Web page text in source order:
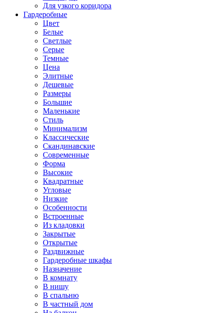
Для узкого коридора
Гардеробные
Цвет
Белые
Светлые
Серые
Темные
Цена
Элитные
Дешевые
Размеры
Большие
Маленькие
Стиль
Минимализм
Классические
Скандинавские
Современные
Форма
Высокие
Квадратные
Угловые
Низкие
Особенности
Встроенные
Из кладовки
Закрытые
Открытые
Раздвижные
Гардеробные шкафы
Назначение
В комнату
В нишу
В спальню
В частный дом